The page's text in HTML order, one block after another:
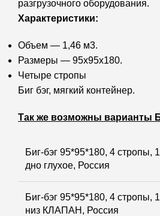
разгрузочного оборудования.
Характеристики:
Объем — 1,46 м3.
Размеры — 95х95х180.
Четыре стропы
Биг бэг, мягкий контейнер.
Так же возможны варианты
Биг-бэг 95*95*180, 4 стропы,
дно глухое, Россия
Биг-бэг 95*95*180, 4 стропы,
низ КЛАПАН, Россия